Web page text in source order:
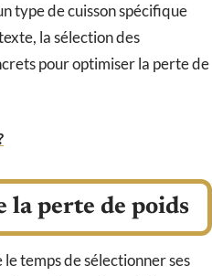
type de cuisson spécifique
la sélection des
pour optimiser la perte de
la perte de poids
le temps de sélectionner ses